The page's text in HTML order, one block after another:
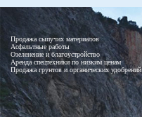
Продажа сыпучих материалов
Асфальтные работы
Озеленение и благоустройство
Аренда спецтехники по низким ценам
Продажа грунтов и органических удобрений